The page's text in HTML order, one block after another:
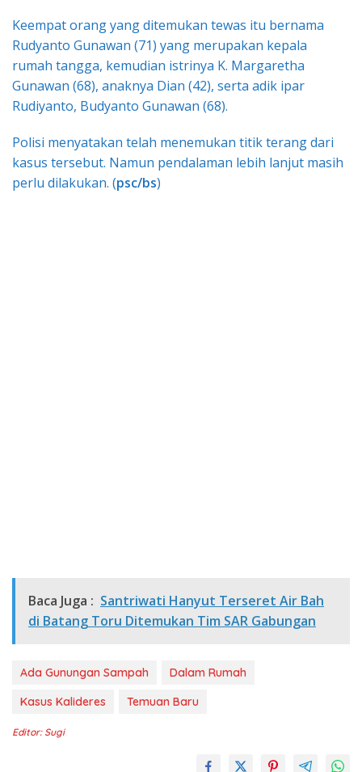
Keempat orang yang ditemukan tewas itu bernama
Rudyanto Gunawan (71) yang merupakan kepala
rumah tangga, kemudian istrinya K. Margaretha
Gunawan (68), anaknya Dian (42), serta adik ipar
Rudiyanto, Budyanto Gunawan (68).
Polisi menyatakan telah menemukan titik terang dari
kasus tersebut. Namun pendalaman lebih lanjut masih
perlu dilakukan. (psc/bs)
Baca Juga : Santriwati Hanyut Terseret Air Bah
di Batang Toru Ditemukan Tim SAR Gabungan
Ada Gunungan Sampah
Dalam Rumah
Kasus Kalideres
Temuan Baru
Editor: Sugi